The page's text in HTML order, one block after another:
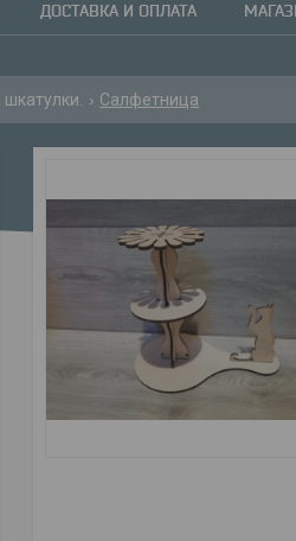
ДОСТАВКА И ОПЛАТА
Салфетница